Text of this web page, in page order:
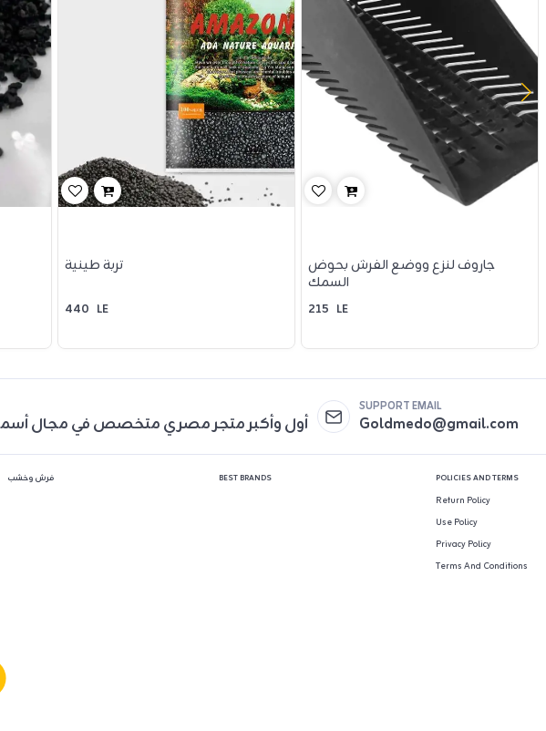
تربة طينية
440 LE
جاروف لنزع ووضع الفرش بحوض
السمك
215 LE
أول وأكبر متجر مصري متخصص في مجال
SUPPORT EMAIL
Goldmedo@gmail.com
فرش وخشب BEST BRANDS POLICIES AND TERMS
Return Policy
Use Policy
Privacy Policy
Terms And Conditions